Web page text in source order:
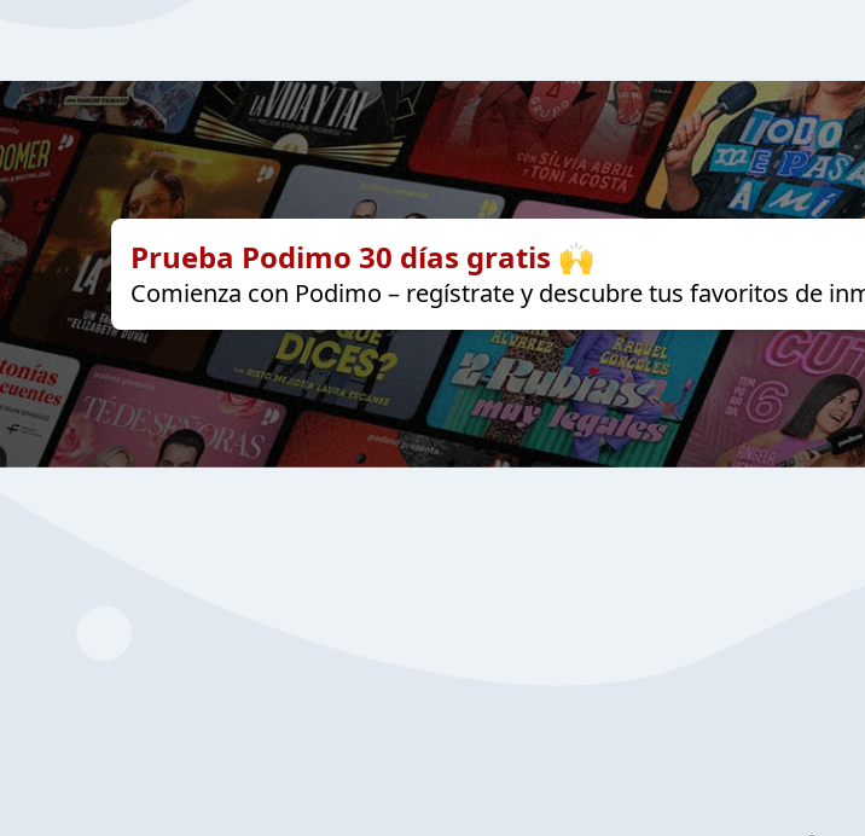
Prueba Podimo 30 días gratis 🙌
Comienza con Podimo – regístrate y descubre tus favoritos de